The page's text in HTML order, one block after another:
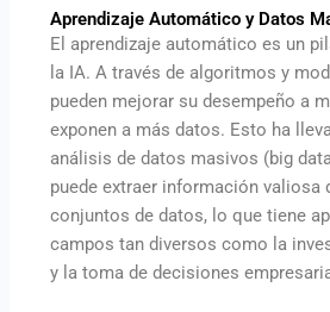
Aprendizaje Automático y Datos
El aprendizaje automático es un
la IA. A través de algoritmos y
pueden mejorar su desempeño a
exponen a más datos. Esto ha
análisis de datos masivos (big
puede extraer información valiosa
conjuntos de datos, lo que tiene
campos tan diversos como la
y la toma de decisiones